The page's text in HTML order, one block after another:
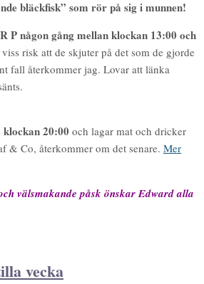
bläckfisk” som rör på sig i munnen!
P någon gång mellan klockan 13:00 och
risk att de skjuter på det som de gjorde
fall återkommer jag. Lovar att länka
20:00 och lagar mat och dricker
& Co, återkommer om det senare. Mer
välsmakande påsk önskar Edward alla
vecka